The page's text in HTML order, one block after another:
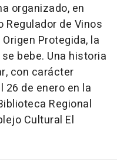
organizado, en
de Vinos
Protegida, la
bebe. Una historia
con carácter
26 de enero en la
Regional
Cultural El